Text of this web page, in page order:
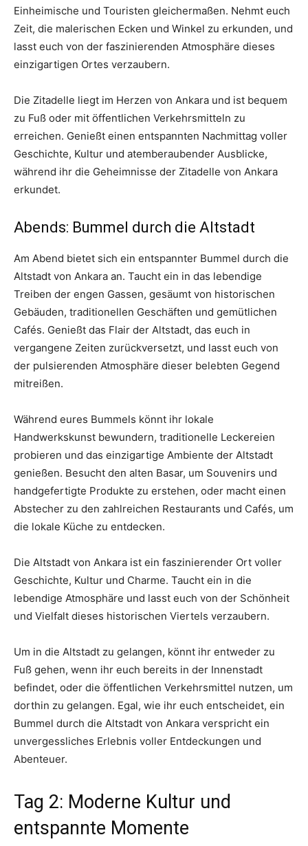
Einheimische und Touristen gleichermaßen. Nehmt euch
Zeit, die malerischen Ecken und Winkel zu erkunden, und
lasst euch von der faszinierenden Atmosphäre dieses
einzigartigen Ortes verzaubern.
Die Zitadelle liegt im Herzen von Ankara und ist bequem
zu Fuß oder mit öffentlichen Verkehrsmitteln zu
erreichen. Genießt einen entspannten Nachmittag voller
Geschichte, Kultur und atemberaubender Ausblicke,
während ihr die Geheimnisse der Zitadelle von Ankara
erkundet.
Abends: Bummel durch die Altstadt
Am Abend bietet sich ein entspannter Bummel durch die
Altstadt von Ankara an. Taucht ein in das lebendige
Treiben der engen Gassen, gesäumt von historischen
Gebäuden, traditionellen Geschäften und gemütlichen
Cafés. Genießt das Flair der Altstadt, das euch in
vergangene Zeiten zurückversetzt, und lasst euch von
der pulsierenden Atmosphäre dieser belebten Gegend
mitreißen.
Während eures Bummels könnt ihr lokale
Handwerkskunst bewundern, traditionelle Leckereien
probieren und das einzigartige Ambiente der Altstadt
genießen. Besucht den alten Basar, um Souvenirs und
handgefertigte Produkte zu erstehen, oder macht einen
Abstecher zu den zahlreichen Restaurants und Cafés, um
die lokale Küche zu entdecken.
Die Altstadt von Ankara ist ein faszinierender Ort voller
Geschichte, Kultur und Charme. Taucht ein in die
lebendige Atmosphäre und lasst euch von der Schönheit
und Vielfalt dieses historischen Viertels verzaubern.
Um in die Altstadt zu gelangen, könnt ihr entweder zu
Fuß gehen, wenn ihr euch bereits in der Innenstadt
befindet, oder die öffentlichen Verkehrsmittel nutzen, um
dorthin zu gelangen. Egal, wie ihr euch entscheidet, ein
Bummel durch die Altstadt von Ankara verspricht ein
unvergessliches Erlebnis voller Entdeckungen und
Abenteuer.
Tag 2: Moderne Kultur und
entspannte Momente